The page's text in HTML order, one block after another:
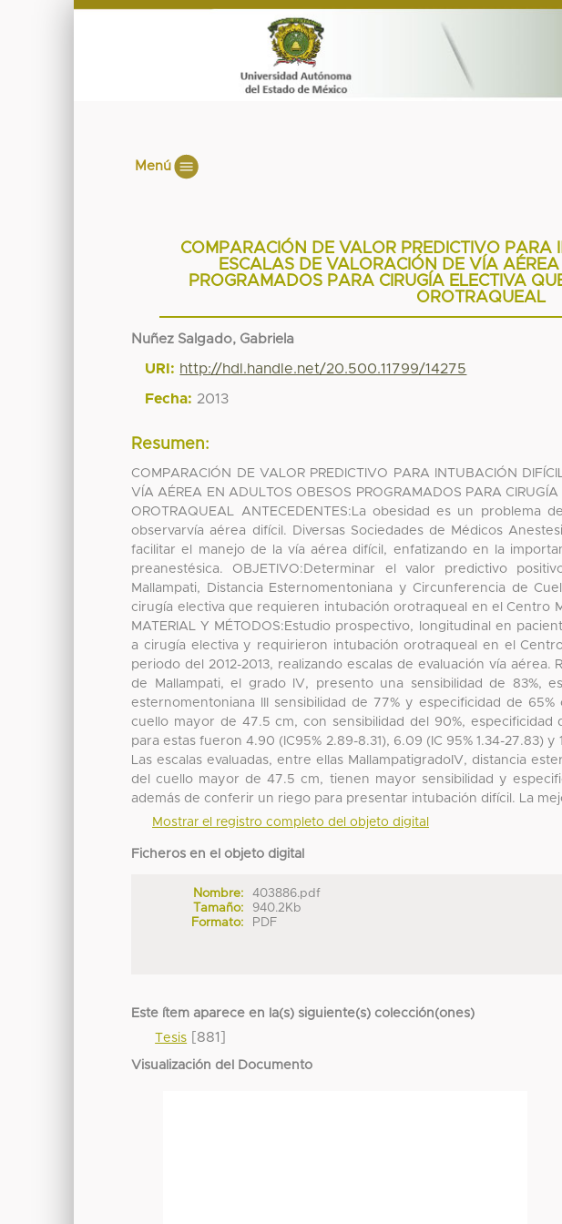
Menú
COMPARACIÓN DE VALOR PREDICTIVO PARA
ESCALAS DE VALORACIÓN DE VÍA
PROGRAMADOS PARA CIRUGÍA ELECTIVA
OROTRAQUEAL
Nuñez Salgado, Gabriela
URI: http://hdl.handle.net/20.500.11799/14275
Fecha: 2013
Resumen:
COMPARACIÓN DE VALOR PREDICTIVO PARA INTUBACIÓN
VÍA AÉREA EN ADULTOS OBESOS PROGRAMADOS PARA
OROTRAQUEAL ANTECEDENTES:La obesidad es un
observarvía aérea difícil. Diversas Sociedades de Médicos
facilitar el manejo de la vía aérea difícil, enfatizando en la
preanestésica. OBJETIVO:Determinar el valor predictivo
Mallampati, Distancia Esternomentoniana y Circunferencia de
cirugía electiva que requieren intubación orotraqueal en el Centro
MATERIAL Y MÉTODOS:Estudio prospectivo, longitudinal en
a cirugía electiva y requirieron intubación orotraqueal en el
periodo del 2012-2013, realizando escalas de evaluación vía aérea.
de Mallampati, el grado IV, presento una sensibilidad de 83%,
esternomentoniana III sensibilidad de 77% y especificidad de
cuello mayor de 47.5 cm, con sensibilidad del 90%, especificidad
para estas fueron 4.90 (IC95% 2.89-8.31), 6.09 (IC 95% 1.34-27.83) y
Las escalas evaluadas, entre ellas MallampatigradoIV, distancia
del cuello mayor de 47.5 cm, tienen mayor sensibilidad y
además de conferir un riego para presentar intubación difícil. La
Mostrar el registro completo del objeto digital
Ficheros en el objeto digital
Nombre:
403886.pdf
Tamaño:
940.2Kb
Formato:
PDF
Este ítem aparece en la(s) siguiente(s) colección(ones)
Tesis [881]
Visualización del Documento